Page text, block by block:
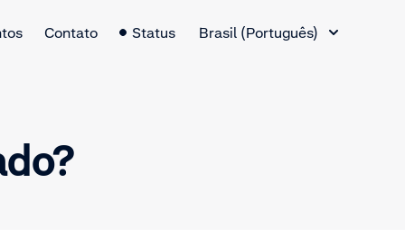
Contato Status
Brasil (Português)